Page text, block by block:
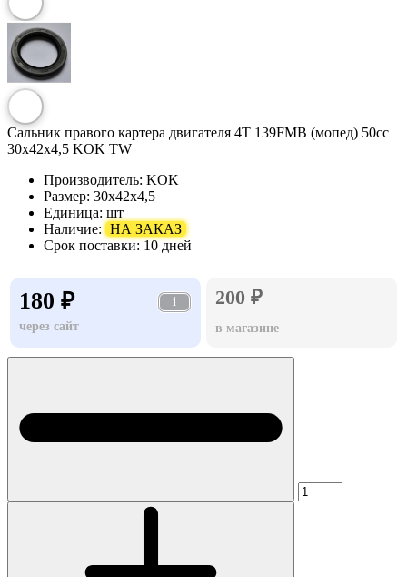
Сальник правого картера двигателя 4T 139FMB (мопед) 50сс
30x42x4,5 KOK TW
Производитель: KOK
Размер: 30x42x4,5
Единица: шт
Наличие: НА ЗАКАЗ
Срок поставки: 10 дней
180 ₽
i
через сайт
200 ₽
в магазине